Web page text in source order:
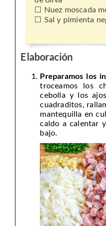
Nuez moscada
Sal y pimienta
Elaboración
Preparamos los
troceamos los
cebolla y los
cuadraditos,
mantequilla en
caldo a calentar
bajo.